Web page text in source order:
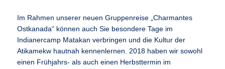
Im Rahmen unserer neuen Gruppenreise „Charmantes
Ostkanada“ können auch Sie besondere Tage im
Indianercamp Matakan verbringen und die Kultur der
Atikamekw hautnah kennenlernen. 2018 haben wir sowohl
einen Frühjahrs- als auch einen Herbsttermin im